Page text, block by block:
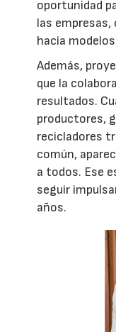
oportunidad
las
hacia
Además,
que la
resultados.
productores,
recicladores
común,
a todos. Ese
seguir
años.